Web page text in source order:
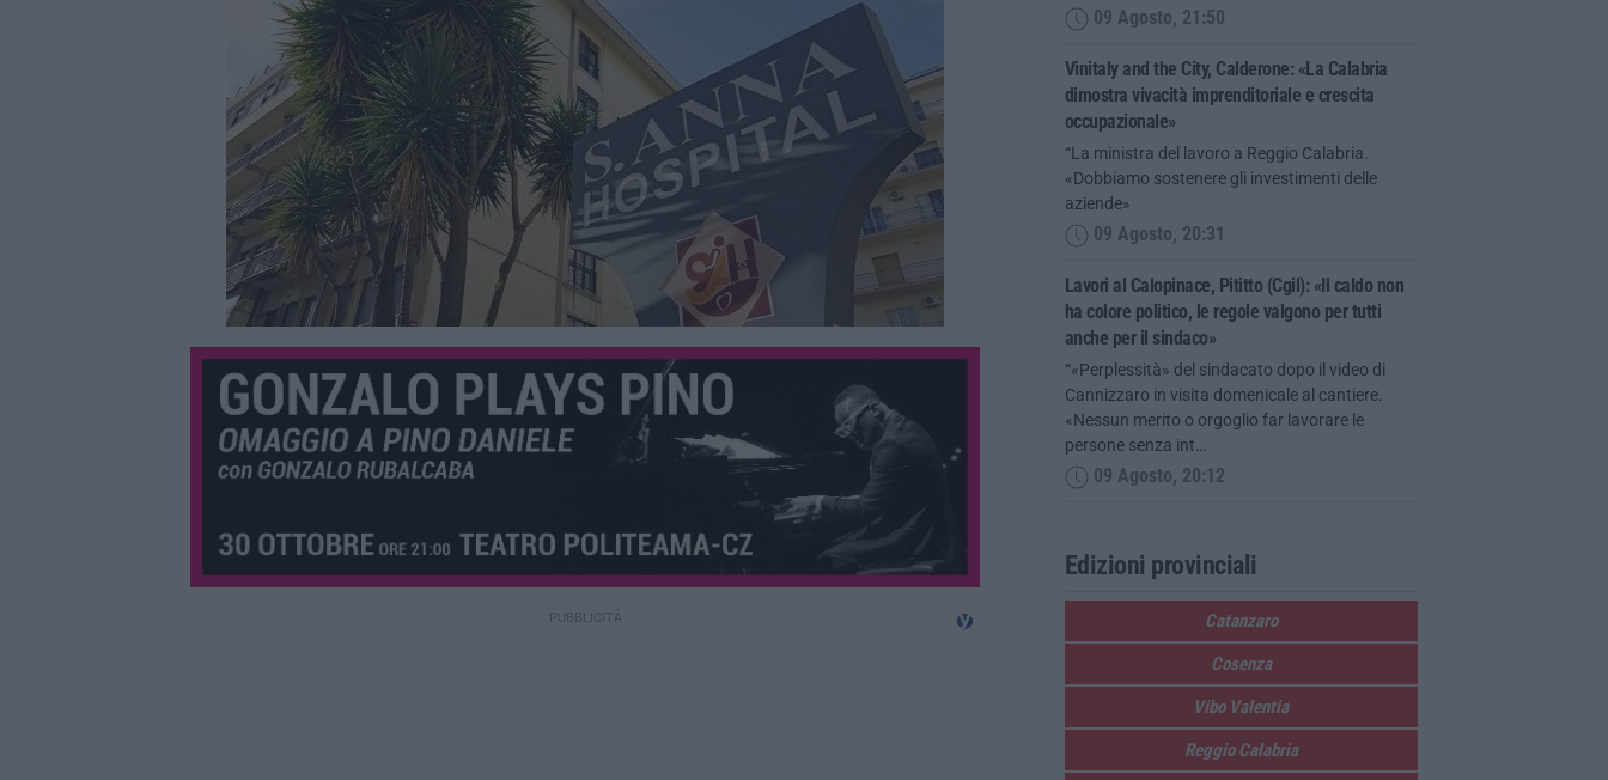
09 Agosto, 21:50
Vinitaly and the City, Calderone: «La Calabria
dimostra vivacità imprenditoriale e crescita
occupazionale»
“La ministra del lavoro a Reggio Calabria.
«Dobbiamo sostenere gli investimenti delle
aziende»
09 Agosto, 20:31
Lavori al Calopinace, Pititto (Cgil): «Il caldo non
ha colore politico, le regole valgono per tutti
anche per il sindaco»
“«Perplessità» del sindacato dopo il video di
Cannizzaro in visita domenicale al cantiere.
«Nessun merito o orgoglio far lavorare le
persone senza int…
09 Agosto, 20:12
Edizioni provinciali
Catanzaro
Cosenza
Vibo Valentia
Reggio Calabria